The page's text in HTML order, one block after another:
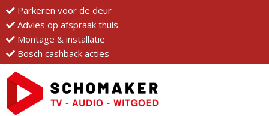
Parkeren voor de deur
Advies op afspraak thuis
Montage & installatie
Bosch cashback acties